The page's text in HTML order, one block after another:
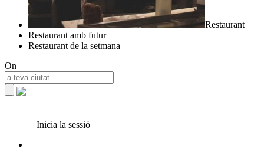
Restaurant
Restaurant amb futur
Restaurant de la setmana
On
Inicia la sessió